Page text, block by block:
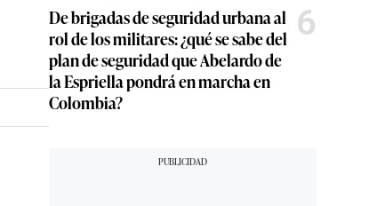
De brigadas de seguridad urbana al
rol de los militares: ¿qué se sabe del
plan de seguridad que Abelardo de
la Espriella pondrá en marcha en
Colombia?
6